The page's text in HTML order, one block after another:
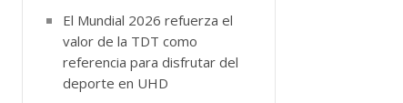
El Mundial 2026 refuerza el
valor de la TDT como
referencia para disfrutar del
deporte en UHD